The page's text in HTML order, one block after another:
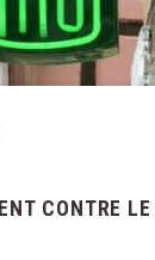
CONTRE